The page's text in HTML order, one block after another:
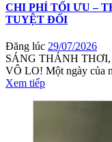
CHI PHÍ TỐI ƯU –
TUYỆT ĐỐI
Đăng lúc 29/07/2026
SÁNG THẢNH
VÔ LO! Một ngày của
Xem tiếp